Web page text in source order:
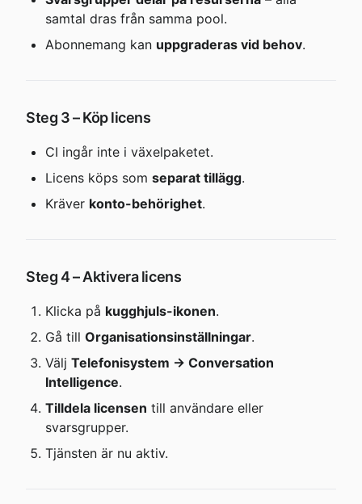
samtal dras från samma pool.
Abonnemang kan uppgraderas vid behov.
Steg 3 – Köp licens
CI ingår inte i växelpaketet.
Licens köps som separat tillägg.
Kräver konto-behörighet.
Steg 4 – Aktivera licens
Klicka på kugghjuls-ikonen.
Gå till Organisationsinställningar.
Välj Telefonisystem → Conversation
Intelligence.
Tilldela licensen till användare eller
svarsgrupper.
Tjänsten är nu aktiv.